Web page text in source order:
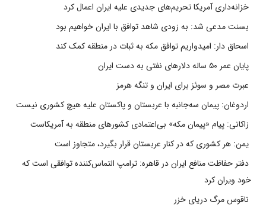
خزانه‌داری آمریکا تحریم‌های جدیدی علیه ایران اعمال کرد
بسنت مدعی شد: به زودی شاهد توافق با ایران خواهیم بود
اسحاق دار: امیدواریم توافق مکه به ثبات در منطقه کمک کند
پایان عمر ۵۰ ساله دلارهای نفتی به دست ایران
عبرت مصر و سوئز برای ایران و تنگه هرمز
اردوغان: پیمان سه‌جانبه با عربستان و پاکستان علیه هیچ کشوری نیست
زاکانی: پیام «پیمان مکه» بی‌اعتمادی کشورهای منطقه به آمریکاست
یمن: هر کشوری که در کنار عربستان قرار بگیرد، متجاوز است
دفتر حفاظت منافع ایران در قاهره: ترامپ التماس‌کننده توافقی است که
خود ویران کرد
ناقوس مرگ دریای خزر